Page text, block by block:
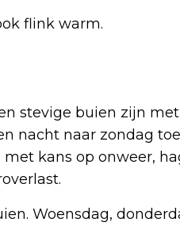
flink warm.
stevige buien zijn met
nacht naar zondag
kans op onweer,
Woensdag,